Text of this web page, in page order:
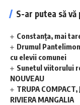
S-ar putea să vă
Constanța, mai
Drumul
cu elevii comunei
Sunetul viitorului
NOUVEAU
TRUPA COMPACT,
RIVIERA MANGALIA